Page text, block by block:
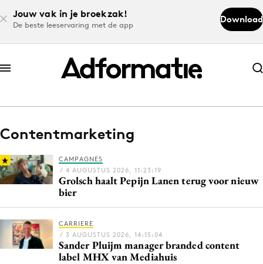
Jouw vak in je broekzak!
De beste leeservaring met de app
Download
Abonneer nu
Abonneer nu
Log in
Download de app
Volg het laatste nieuws via de Adformatie
Contentmarketing
CAMPAGNES
/ 4 AUGUSTUS 2026, 11:23:19
Grolsch haalt Pepijn Lanen terug voor nieuw
bier
CARRIERE
/ 3 AUGUSTUS 2026, 14:15:04
Sander Pluijm manager branded content
label MHX van Mediahuis